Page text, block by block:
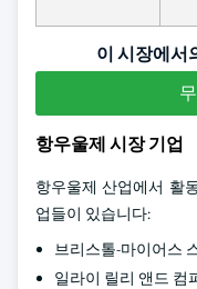
이 시장에서
항우울제 시장 기업
항우울제 산업에서 활
업들이 있습니다:
브리스톨-마이어스
일라이 릴리 앤드 컴